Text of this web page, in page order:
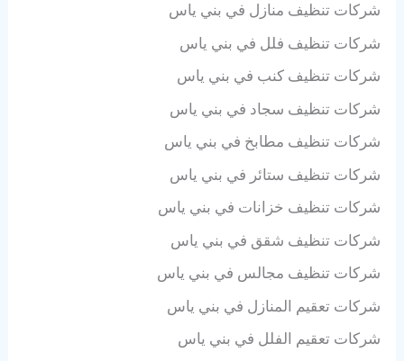
شركات تنظيف منازل في بني ياس
شركات تنظيف فلل في بني ياس
شركات تنظيف كنب في بني ياس
شركات تنظيف سجاد في بني ياس
شركات تنظيف مطابخ في بني ياس
شركات تنظيف ستائر في بني ياس
شركات تنظيف خزانات في بني ياس
شركات تنظيف شقق في بني ياس
شركات تنظيف مجالس في بني ياس
شركات تعقيم المنازل في بني ياس
شركات تعقيم الفلل في بني ياس